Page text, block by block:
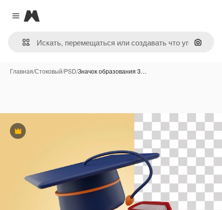
Close menu
Magnific
Поиск
Главная/Стоковый/PSD/Значок образования 3…
Премиум